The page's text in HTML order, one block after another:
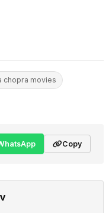
chopra movies
Copy